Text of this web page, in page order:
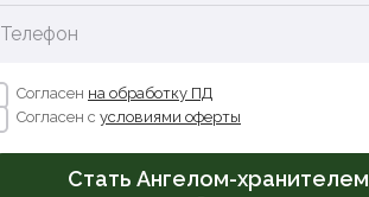
Телефон
Согласен на обработку ПД
Согласен с условиями оферты
Стать Ангелом-хранителем